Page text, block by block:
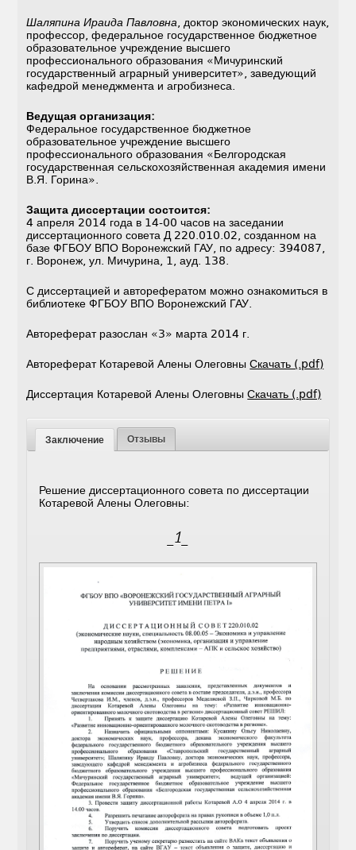
Шаляпина Ираида Павловна , доктор экономических наук,
профессор, федеральное государственное бюджетное
образовательное учреждение высшего
профессионального образования «Мичуринский
государственный аграрный университет», заведующий
кафедрой менеджмента и агробизнеса.
Ведущая организация:
Федеральное государственное бюджетное
образовательное учреждение высшего
профессионального образования «Белгородская
государственная сельскохозяйственная академия имени
В.Я. Горина».
Защита диссертации состоится:
4 апреля 2014 года в 14-00 часов на заседании
диссертационного совета Д 220.010.02, созданном на
базе ФГБОУ ВПО Воронежский ГАУ, по адресу: 394087,
г. Воронеж, ул. Мичурина, 1, ауд. 138.
С диссертацией и авторефератом можно ознакомиться в
библиотеке ФГБОУ ВПО Воронежский ГАУ.
Автореферат разослан «3» марта 2014 г.
Автореферат Котаревой Алены ОлеговныСкачать (.pdf)
Диссертация Котаревой Алены ОлеговныСкачать (.pdf)
Заключение Отзывы
Решение диссертационного совета по диссертации
Котаревой Алены Олеговны:
_1_